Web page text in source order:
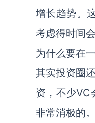
增长趋势。
考虑得时间
为什么要在
其实投资圈
资，不少VC
非常消极的。